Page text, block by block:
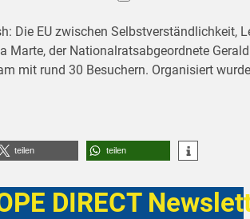
Die EU zwischen Selbstverständlichkeit,
Marte, der Nationalratsabgeordnete
mit rund 30 Besuchern. Organisiert
teilen teilen
DIRECT